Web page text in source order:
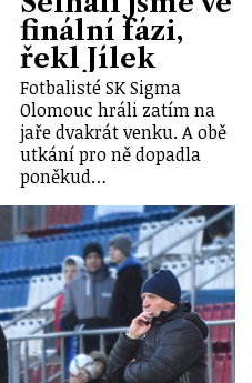
finální fázi,
řekl Jílek
Fotbalisté SK Sigma
Olomouc hráli zatím na
jaře dvakrát venku. A obě
utkání pro ně dopadla
poněkud…